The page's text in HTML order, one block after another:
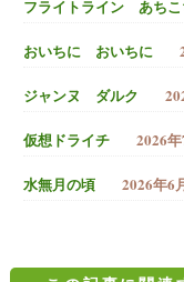
フライトライン あちこ
おいちに おいちに
ジャンヌ ダルク
仮想ドライチ 2026
水無月の頃 2026年6